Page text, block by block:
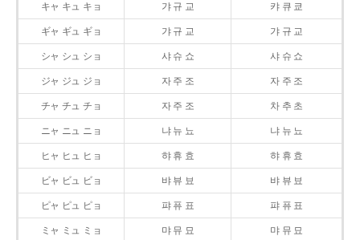
キャ キュ キョ 갸 규 교 캬 큐 쿄
ギャ ギュ ギョ 갸 규 교 갸 규 교
シャ シュ ショ 샤 슈 쇼 샤 슈 쇼
ジャ ジュ ジョ 자 주 조 자 주 조
チャ チュ チョ 자 주 조 차 추 초
ニャ ニュ ニョ 냐 뉴 뇨 냐 뉴 뇨
ヒャ ヒュ ヒョ 햐 휴 효 햐 휴 효
ビャ ビュ ビョ 뱌 뷰 뵤 뱌 뷰 뵤
ピャ ピュ ピョ 퍄 퓨 표 퍄 퓨 표
ミャ ミュ ミョ 먀 뮤 묘 먀 뮤 묘